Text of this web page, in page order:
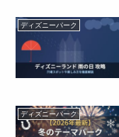
ディズニーパーク
ディズニーパーク